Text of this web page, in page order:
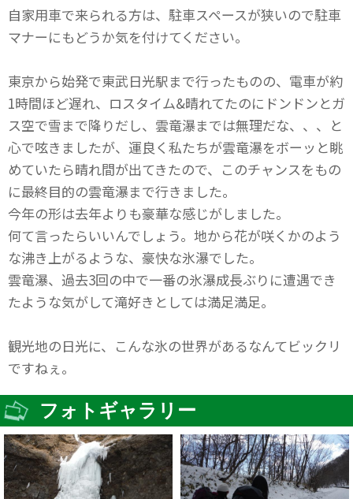
自家用車で来られる方は、駐車スペースが狭いので駐車
マナーにもどうか気を付けてください。
東京から始発で東武日光駅まで行ったものの、電車が約
1時間ほど遅れ、ロスタイム&晴れてたのにドンドンとガ
ス空で雪まで降りだし、雲竜瀑までは無理だな、、、と
心で呟きましたが、運良く私たちが雲竜瀑をボーッと眺
めていたら晴れ間が出てきたので、このチャンスをもの
に最終目的の雲竜瀑まで行きました。
今年の形は去年よりも豪華な感じがしました。
何て言ったらいいんでしょう。地から花が咲くかのよう
な沸き上がるような、豪快な氷瀑でした。
雲竜瀑、過去3回の中で一番の氷瀑成長ぶりに遭遇でき
たような気がして滝好きとしては満足満足。
観光地の日光に、こんな氷の世界があるなんてビックリ
ですねぇ。
フォトギャラリー